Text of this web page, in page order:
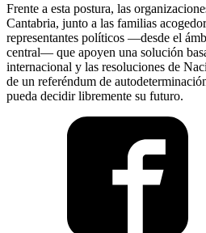
Frente a esta postura, las
Cantabria, junto a las familias
representantes políticos —desde el
central— que apoyen una solución
internacional y las resoluciones de
de un referéndum de
pueda decidir libremente su futuro.